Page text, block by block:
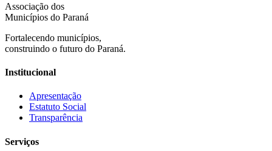
Associação dos
Municípios do Paraná
Fortalecendo municípios,
construindo o futuro do Paraná.
Institucional
Apresentação
Estatuto Social
Transparência
Serviços